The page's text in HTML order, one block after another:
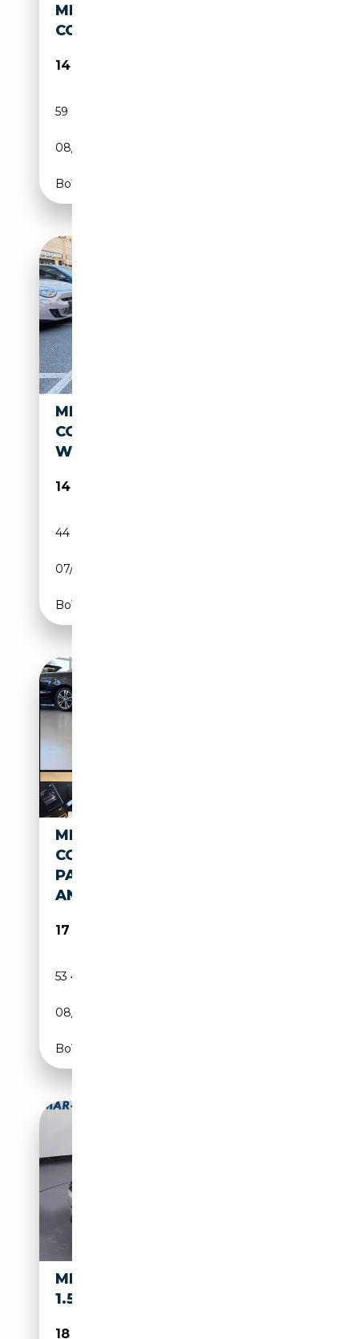
MINI COOPER S COUPE
COOPER S 59.000 KM!!!!
14 650€
59 000 km
08/2013
Boîte manuelle
MINI JOHN COOPER WORKS
COUPE MINI 1.6 JOHN COOPER
WORKS COUPÉ
14 900€
44 000 km
07/2011
Boîte manuelle
MINI COOPER S COUPE
COOPER S COUPE |JCW
PAKET|KW|18MBDESIGN|GAR
ANTIE
17 990€
53 457 km
08/2013
Boîte manuelle
MINI COOPER COUPE MINI 3P
1.5 COOPER CLASSIC
18 490€